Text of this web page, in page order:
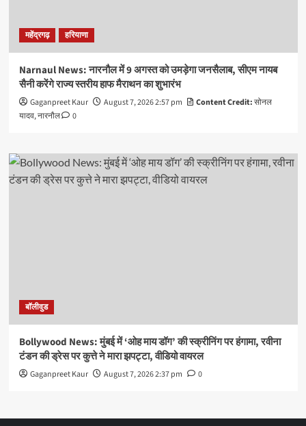
महेंद्रगढ़ हरियाणा
Narnaul News: नारनौल में 9 अगस्त को उमड़ेगा जनसैलाब, सीएम नायब
सैनी करेंगे राज्य स्तरीय हाफ मैराथन का शुभारंभ
Gaganpreet Kaur August 7, 2026 2:57 pm Content Credit:सोनल
यादव, नारनौल
0
बॉलीवुड
Bollywood News: मुंबई में ‘ओह माय डॉग’ की स्क्रीनिंग पर हंगामा, रवीना
टंडन की ड्रेस पर कुत्ते ने मारा झपट्टा, वीडियो वायरल
Gaganpreet Kaur August 7, 2026 2:37 pm 0